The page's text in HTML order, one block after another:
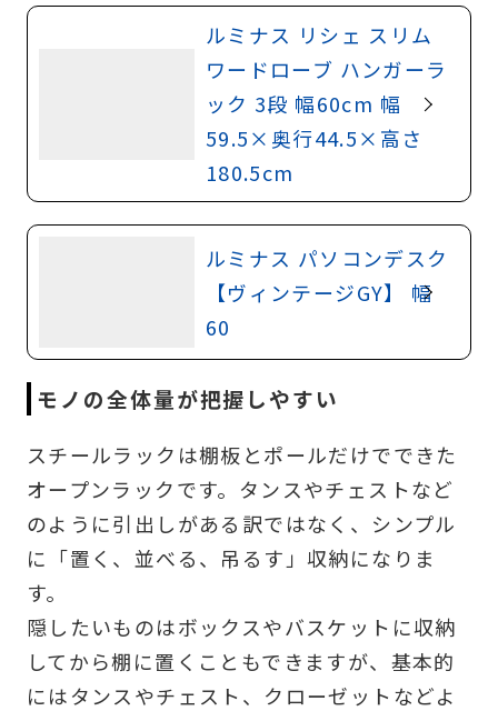
ルミナス リシェ スリム
ワードローブ ハンガーラ
ック 3段 幅60cm 幅
59.5×奥行44.5×高さ
180.5cm
ルミナス パソコンデスク
【ヴィンテージGY】 幅
60
モノの全体量が把握しやすい
スチールラックは棚板とポールだけでできた
オープンラックです。タンスやチェストなど
のように引出しがある訳ではなく、シンプル
に「置く、並べる、吊るす」収納になりま
す。
隠したいものはボックスやバスケットに収納
してから棚に置くこともできますが、基本的
にはタンスやチェスト、クローゼットなどよ